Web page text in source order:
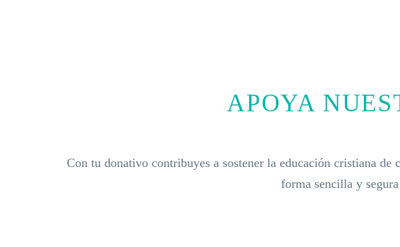
APOYA
Con tu donativo contribuyes a sostener la educación cristiana de
forma sencilla y